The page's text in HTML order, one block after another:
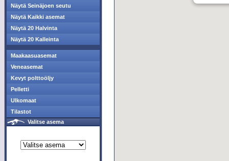
Näytä Seinäjoen seutu
Näytä Kaikki asemat
Näytä 20 Halvinta
Näytä 20 Kalleinta
Maakaasuasemat
Veneasemat
Kevyt polttoöljy
Pelletti
Ulkomaat
Tilastot
Valitse asema